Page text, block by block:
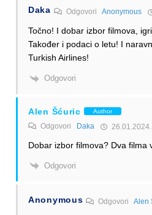
Daka Odgovori Anonymous
Točno! I dobar izbor filmova,
Također i podaci o letu! I
Turkish Airlines!
Odgovori
Alen Šćuric Author
Odgovori Daka
Dobar izbor filmova? Dva filma
Odgovori
Anonymous OdgovoriAlen